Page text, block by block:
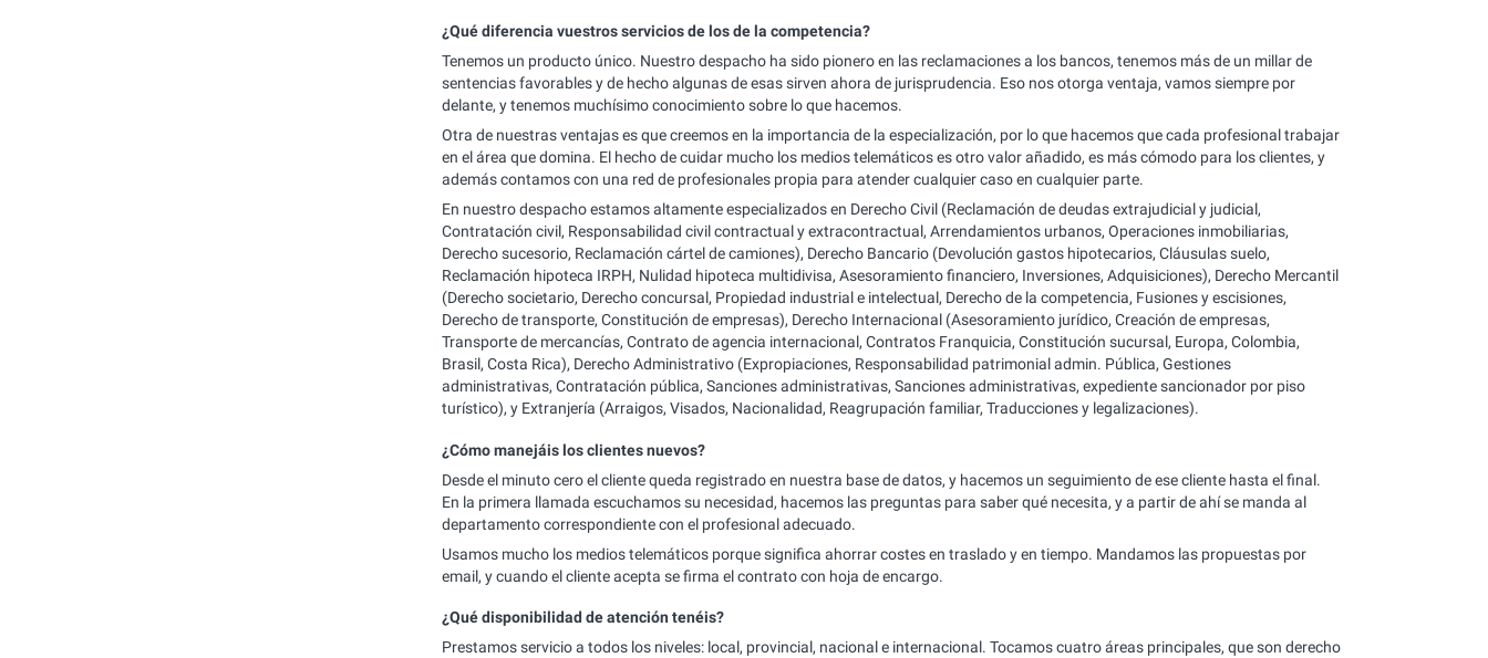
¿Qué diferencia vuestros servicios de los de la competencia?
Tenemos un producto único. Nuestro despacho ha sido pionero en las reclamaciones a los bancos, tenemos más de un millar de
sentencias favorables y de hecho algunas de esas sirven ahora de jurisprudencia. Eso nos otorga ventaja, vamos siempre por
delante, y tenemos muchísimo conocimiento sobre lo que hacemos.
Otra de nuestras ventajas es que creemos en la importancia de la especialización, por lo que hacemos que cada profesional trabajar
en el área que domina. El hecho de cuidar mucho los medios telemáticos es otro valor añadido, es más cómodo para los clientes, y
además contamos con una red de profesionales propia para atender cualquier caso en cualquier parte.
En nuestro despacho estamos altamente especializados en Derecho Civil (Reclamación de deudas extrajudicial y judicial,
Contratación civil, Responsabilidad civil contractual y extracontractual, Arrendamientos urbanos, Operaciones inmobiliarias,
Derecho sucesorio, Reclamación cártel de camiones), Derecho Bancario (Devolución gastos hipotecarios, Cláusulas suelo,
Reclamación hipoteca IRPH, Nulidad hipoteca multidivisa, Asesoramiento financiero, Inversiones, Adquisiciones), Derecho Mercantil
(Derecho societario, Derecho concursal, Propiedad industrial e intelectual, Derecho de la competencia, Fusiones y escisiones,
Derecho de transporte, Constitución de empresas), Derecho Internacional (Asesoramiento jurídico, Creación de empresas,
Transporte de mercancías, Contrato de agencia internacional, Contratos Franquicia, Constitución sucursal, Europa, Colombia,
Brasil, Costa Rica), Derecho Administrativo (Expropiaciones, Responsabilidad patrimonial admin. Pública, Gestiones
administrativas, Contratación pública, Sanciones administrativas, Sanciones administrativas, expediente sancionador por piso
turístico), y Extranjería (Arraigos, Visados, Nacionalidad, Reagrupación familiar, Traducciones y legalizaciones).
¿Cómo manejáis los clientes nuevos?
Desde el minuto cero el cliente queda registrado en nuestra base de datos, y hacemos un seguimiento de ese cliente hasta el final.
En la primera llamada escuchamos su necesidad, hacemos las preguntas para saber qué necesita, y a partir de ahí se manda al
departamento correspondiente con el profesional adecuado.
Usamos mucho los medios telemáticos porque significa ahorrar costes en traslado y en tiempo. Mandamos las propuestas por
email, y cuando el cliente acepta se firma el contrato con hoja de encargo.
¿Qué disponibilidad de atención tenéis?
Prestamos servicio a todos los niveles: local, provincial, nacional e internacional. Tocamos cuatro áreas principales, que son derecho